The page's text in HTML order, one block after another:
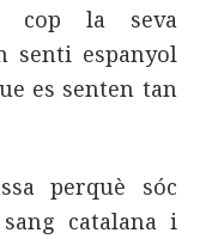
cop la seva
senti espanyol
es senten tan
perquè sóc
catalana i